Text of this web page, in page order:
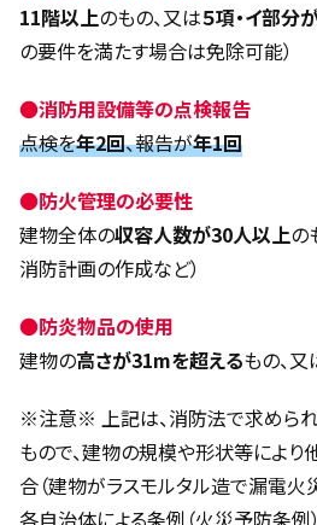
11階以上のもの、又は５項・イ部分
の要件を満たす場合は免除可能）
●消防用設備等の点検報告
点検を年2回、報告が年1回
●防火管理の必要性
建物全体の収容人数が30人以上の
消防計画の作成など）
●防炎物品の使用
建物の高さが31mを超えるもの、又
※注意※ 上記は、消防法で求めら
もので、建物の規模や形状等によ
合（建物がラスモルタル造で漏電火
各自治体による条例（火災予防条例